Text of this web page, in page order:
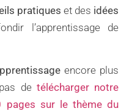
pratiques et des idées
l’apprentissage de
encore plus
de télécharger notre
pages sur le thème du